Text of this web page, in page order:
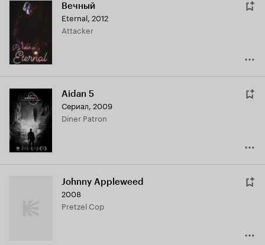
Вечный
Eternal, 2012
Attacker
Aidan 5
Сериал, 2009
Diner Patron
Johnny Appleweed
2008
Pretzel Cop